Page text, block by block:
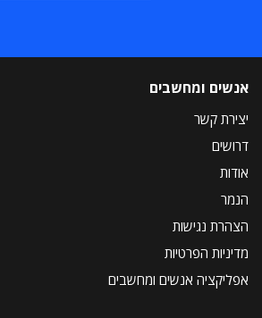
אנשים ומחשבים
יצירת קשר
דרושים
אודות
הנמר
הצהרת נגישות
מדיניות הפרטיות
אפליקציה אנשים ומחשבים